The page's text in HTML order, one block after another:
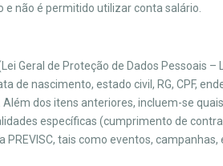
não é permitido utilizar conta salário.
Geral de Proteção de Dados Pessoais
de nascimento, estado civil, RG, CPF,
dos itens anteriores, incluem-se
específicas (cumprimento de
tais como eventos,